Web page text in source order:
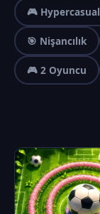
🎮 Hypercasual
🎯 Nişancılık
🎮 2 Oyuncu